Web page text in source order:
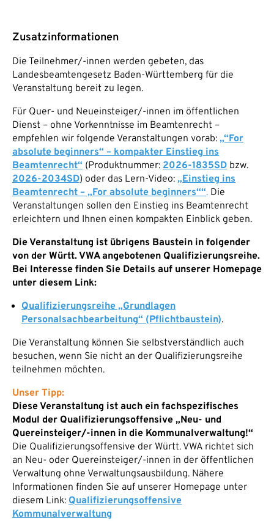
Zusatzinformationen
Die Teilnehmer/-innen werden gebeten, das
Landesbeamtengesetz Baden-Württemberg für die
Veranstaltung bereit zu legen.
Für Quer- und Neueinsteiger/-innen im öffentlichen
Dienst – ohne Vorkenntnisse im Beamtenrecht –
empfehlen wir folgende Veranstaltungen vorab: „“For
absolute beginners“ – kompakter Einstieg ins
Beamtenrecht“ (Produktnummer: 2026-1835SD bzw.
2026-2034SD) oder das Lern-Video: „Einstieg ins
Beamtenrecht – „For absolute beginners““. Die
Veranstaltungen sollen den Einstieg ins Beamtenrecht
erleichtern und Ihnen einen kompakten Einblick geben.
Die Veranstaltung ist übrigens Baustein in folgender
von der Württ. VWA angebotenen Qualifizierungsreihe.
Bei Interesse finden Sie Details auf unserer Homepage
unter diesem Link:
Qualifizierungsreihe „Grundlagen
Personalsachbearbeitung“ (Pflichtbaustein).
Die Veranstaltung können Sie selbstverständlich auch
besuchen, wenn Sie nicht an der Qualifizierungsreihe
teilnehmen möchten.
Unser Tipp:
Diese Veranstaltung ist auch ein fachspezifisches
Modul der Qualifizierungsoffensive „Neu- und
Quereinsteiger/-innen in die Kommunalverwaltung!“
Die Qualifizierungsoffensive der Württ. VWA richtet sich
an Neu- oder Quereinsteiger/-innen in der öffentlichen
Verwaltung ohne Verwaltungsausbildung. Nähere
Informationen finden Sie auf unserer Homepage unter
diesem Link: Qualifizierungsoffensive
Kommunalverwaltung